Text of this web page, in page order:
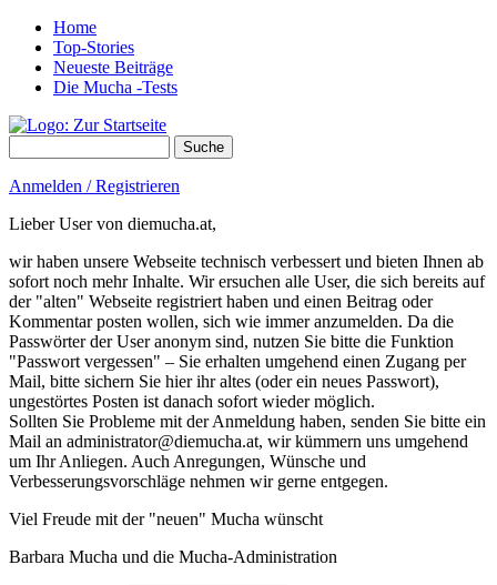
Home
Top-Stories
Neueste Beiträge
Die Mucha -Tests
Anmelden / Registrieren
Lieber User von diemucha.at,
wir haben unsere Webseite technisch verbessert und bieten Ihnen ab
sofort noch mehr Inhalte. Wir ersuchen alle User, die sich bereits auf
der "alten" Webseite registriert haben und einen Beitrag oder
Kommentar posten wollen, sich wie immer anzumelden. Da die
Passwörter der User anonym sind, nutzen Sie bitte die Funktion
"Passwort vergessen" – Sie erhalten umgehend einen Zugang per
Mail, bitte sichern Sie hier ihr altes (oder ein neues Passwort),
ungestörtes Posten ist danach sofort wieder möglich.
Sollten Sie Probleme mit der Anmeldung haben, senden Sie bitte ein
Mail an administrator@diemucha.at, wir kümmern uns umgehend
um Ihr Anliegen. Auch Anregungen, Wünsche und
Verbesserungsvorschläge nehmen wir gerne entgegen.
Viel Freude mit der "neuen" Mucha wünscht
Barbara Mucha und die Mucha-Administration